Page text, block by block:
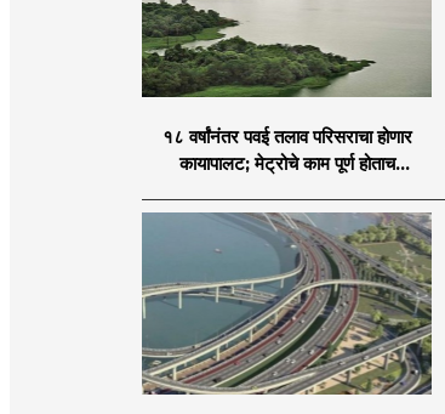
१८ वर्षांनंतर पवई तलाव परिसराचा होणार
कायापालट; मेट्रोचे काम पूर्ण होताच